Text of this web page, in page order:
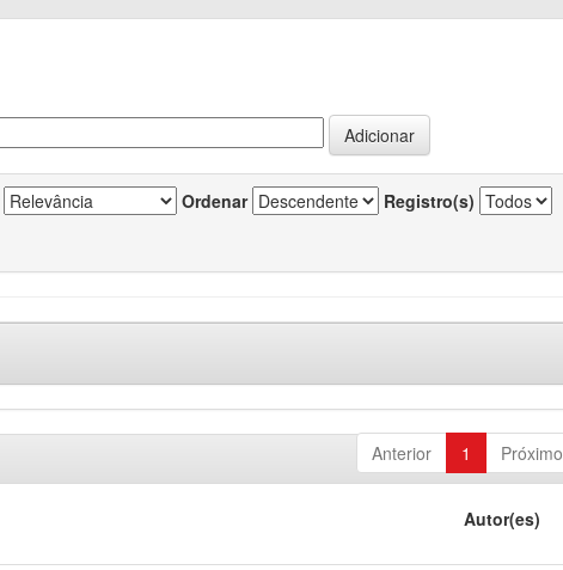
Ordenar Registro(s)
Anterior 1 Próximo
Autor(es)